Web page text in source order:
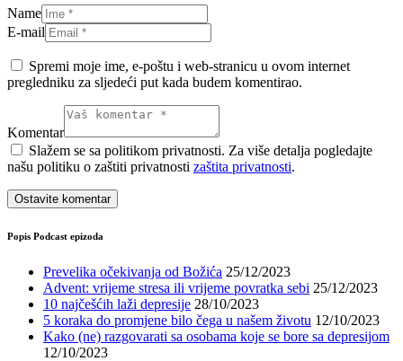
Name
E-mail
Spremi moje ime, e-poštu i web-stranicu u ovom internet
pregledniku za sljedeći put kada budem komentirao.
Komentar
Slažem se sa politikom privatnosti. Za više detalja pogledajte
našu politiku o zaštiti privatnosti zaštita privatnosti.
Popis Podcast epizoda
Prevelika očekivanja od Božića 25/12/2023
Advent: vrijeme stresa ili vrijeme povratka sebi 25/12/2023
10 najčešćih laži depresije 28/10/2023
5 koraka do promjene bilo čega u našem životu 12/10/2023
Kako (ne) razgovarati sa osobama koje se bore sa depresijom
12/10/2023